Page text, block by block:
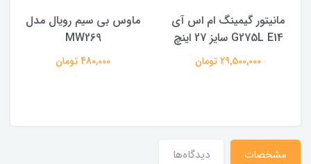
مانیتور گیمینگ ام اس آی
G275L E14 سایز 27 اینچ
29,500,000 تومان
ماوس بی سیم رویال مدل
MW269
480,000 تومان
مشخصات دیدگاه‌ها